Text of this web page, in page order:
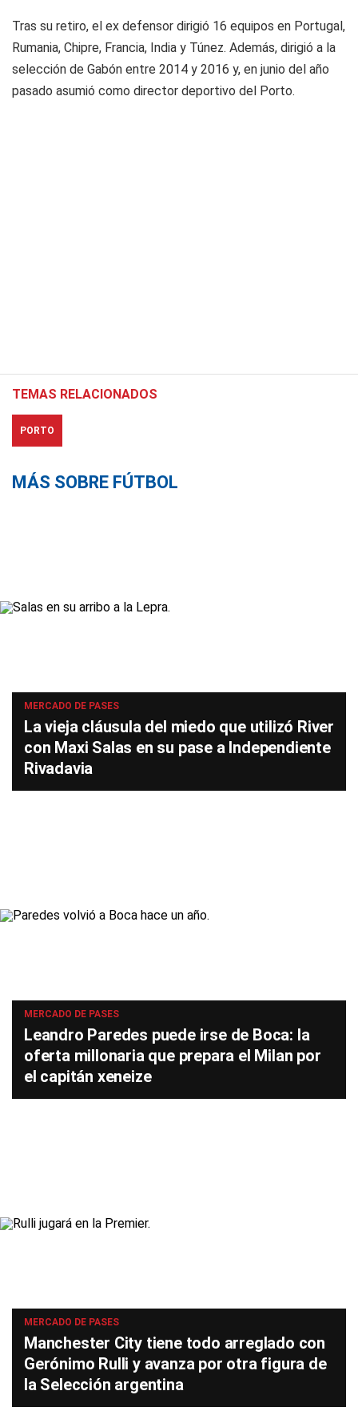
Tras su retiro, el ex defensor dirigió 16 equipos en Portugal,
Rumania, Chipre, Francia, India y Túnez. Además, dirigió a la
selección de Gabón entre 2014 y 2016 y, en junio del año
pasado asumió como director deportivo del Porto.
TEMAS RELACIONADOS
PORTO
MÁS SOBRE FÚTBOL
MERCADO DE PASES
La vieja cláusula del miedo que utilizó River
con Maxi Salas en su pase a Independiente
Rivadavia
MERCADO DE PASES
Leandro Paredes puede irse de Boca: la
oferta millonaria que prepara el Milan por
el capitán xeneize
MERCADO DE PASES
Manchester City tiene todo arreglado con
Gerónimo Rulli y avanza por otra figura de
la Selección argentina